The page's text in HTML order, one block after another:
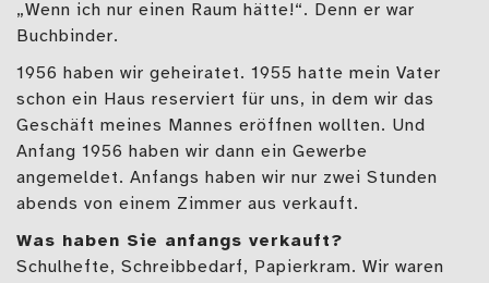
„Wenn ich nur einen Raum hätte!“. Denn er war
Buchbinder.
1956 haben wir geheiratet. 1955 hatte mein Vater
schon ein Haus reserviert für uns, in dem wir das
Geschäft meines Mannes eröffnen wollten. Und
Anfang 1956 haben wir dann ein Gewerbe
angemeldet. Anfangs haben wir nur zwei Stunden
abends von einem Zimmer aus verkauft.
Was haben Sie anfangs verkauft?
Schulhefte, Schreibbedarf, Papierkram. Wir waren